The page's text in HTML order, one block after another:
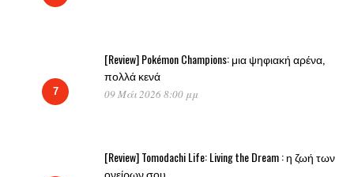
7
[Review] Pokémon Champions: μια ψηφιακή αρένα,
πολλά κενά
09 Μάι 2026 8:00 μμ
[Review] Tomodachi Life: Living the Dream : η ζωή των
ονείρων σου